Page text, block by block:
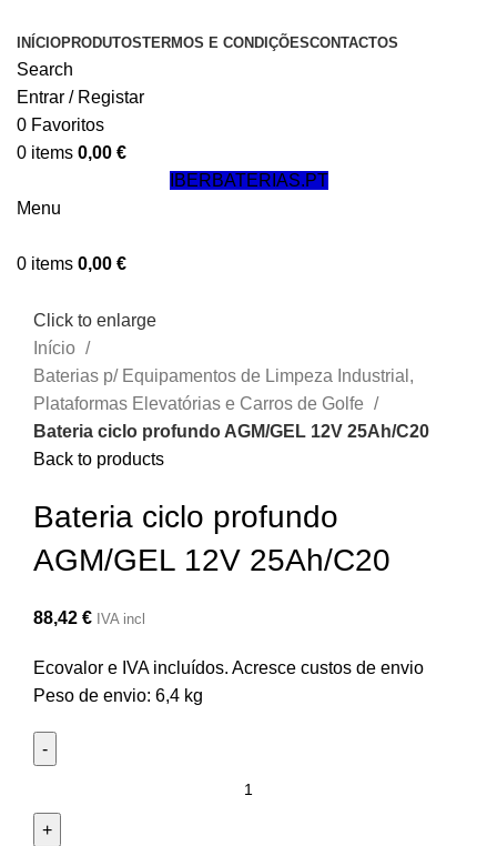
INÍCIOPRODUTOSTERMOS E CONDIÇÕESCONTACTOS
Search
Entrar / Registar
0 Favoritos
0 items 0,00 €
IBERBATERIAS.PT
Menu
0 items 0,00 €
Click to enlarge
Início
Baterias p/ Equipamentos de Limpeza Industrial,
Plataformas Elevatórias e Carros de Golfe
Bateria ciclo profundo AGM/GEL 12V 25Ah/C20
Back to products
Bateria ciclo profundo
AGM/GEL 12V 25Ah/C20
88,42 € IVA incl
Ecovalor e IVA incluídos. Acresce custos de envio
Peso de envio: 6,4 kg
Bateria